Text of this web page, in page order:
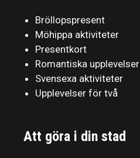
Bröllopspresent
Möhippa aktiviteter
Presentkort
Romantiska upplevelser
Svensexa aktiviteter
Upplevelser för två
Att göra i din stad